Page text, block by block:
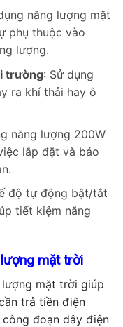
năng lượng mặt
phụ thuộc vào
lượng.
trường: Sử dụng
ra khí thải hay ô
năng lượng 200W
lắp đặt và bảo
độ tự động bật/tắt
tiết kiệm năng
mặt trời
lượng mặt trời giúp
trả tiền điện
đoạn dây điện